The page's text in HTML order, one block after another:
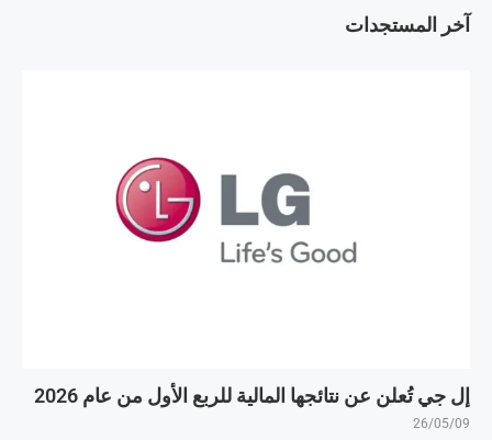
آخر المستجدات
إل جي تُعلن عن نتائجها المالية للربع الأول من عام 2026
26/05/09